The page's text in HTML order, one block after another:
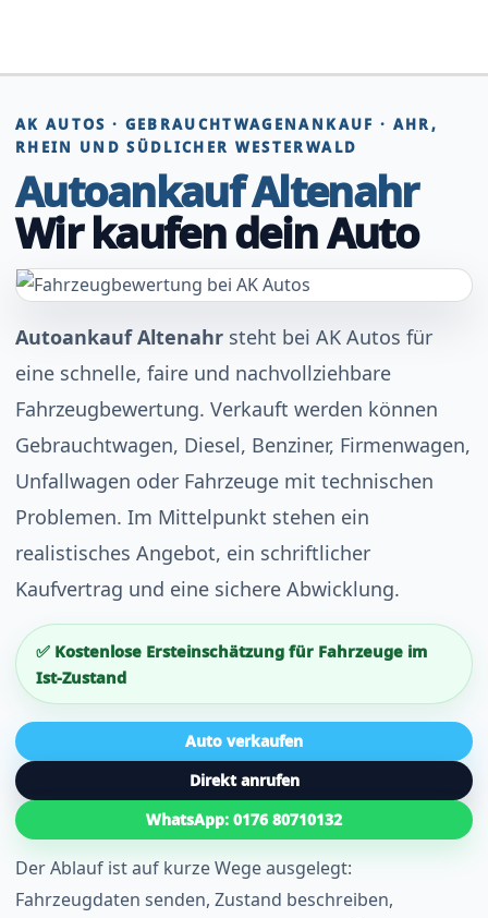
springen
AK AUTOS · GEBRAUCHTWAGENANKAUF · AHR,
RHEIN UND SÜDLICHER WESTERWALD
Autoankauf Altenahr
Wir kaufen dein Auto
Autoankauf Altenahr steht bei AK Autos für
eine schnelle, faire und nachvollziehbare
Fahrzeugbewertung. Verkauft werden können
Gebrauchtwagen, Diesel, Benziner, Firmenwagen,
Unfallwagen oder Fahrzeuge mit technischen
Problemen. Im Mittelpunkt stehen ein
realistisches Angebot, ein schriftlicher
Kaufvertrag und eine sichere Abwicklung.
✅ Kostenlose Ersteinschätzung für Fahrzeuge im
Ist-Zustand
Auto verkaufen
Direkt anrufen
WhatsApp: 0176 80710132
Der Ablauf ist auf kurze Wege ausgelegt:
Fahrzeugdaten senden, Zustand beschreiben,